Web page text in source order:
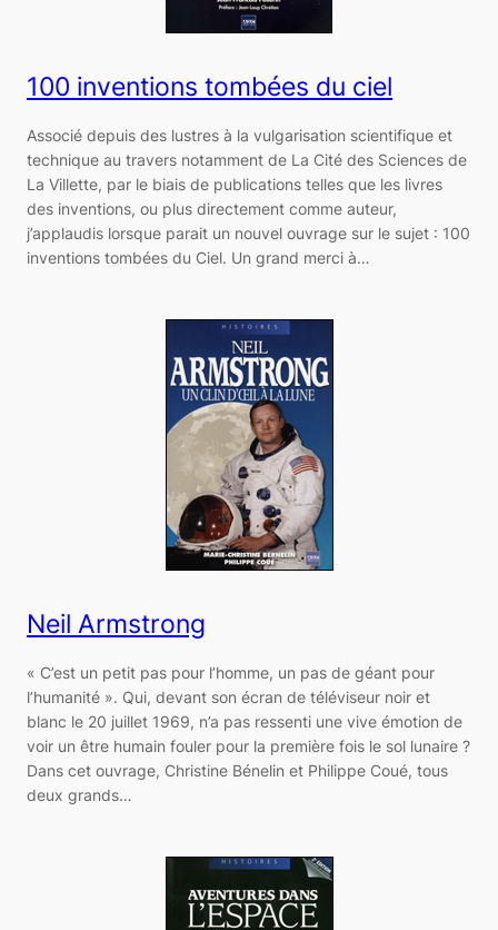
100 inventions tombées du ciel
Associé depuis des lustres à la vulgarisation scientifique et
technique au travers notamment de La Cité des Sciences de
La Villette, par le biais de publications telles que les livres
des inventions, ou plus directement comme auteur,
j’applaudis lorsque parait un nouvel ouvrage sur le sujet : 100
inventions tombées du Ciel. Un grand merci à…
Neil Armstrong
« C’est un petit pas pour l’homme, un pas de géant pour
l’humanité ». Qui, devant son écran de téléviseur noir et
blanc le 20 juillet 1969, n’a pas ressenti une vive émotion de
voir un être humain fouler pour la première fois le sol lunaire ?
Dans cet ouvrage, Christine Bénelin et Philippe Coué, tous
deux grands…